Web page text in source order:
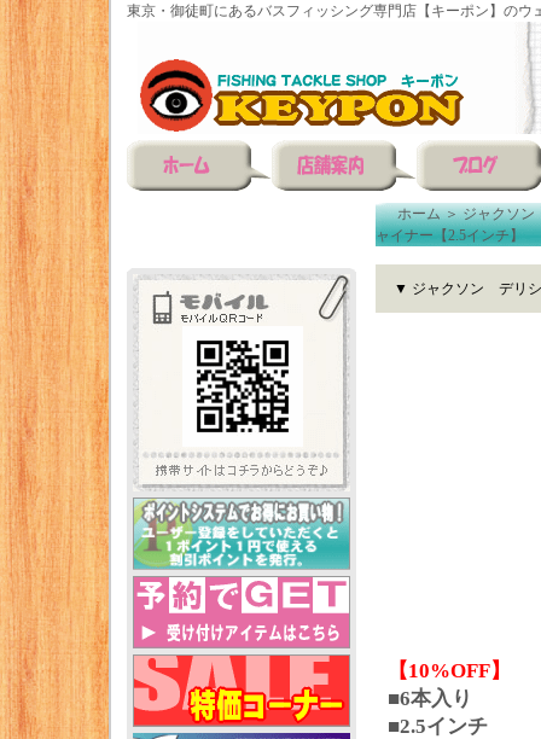
東京・御徒町にあるバスフィッシング専門店【キーポン】のウ
ホーム＞ジャクソン
ャイナー【2.5インチ】
▼ ジャクソン デリシ
【10%OFF】
■6本入り
■2.5インチ